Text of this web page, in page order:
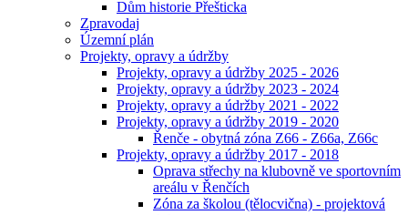
Dům historie Přešticka
Zpravodaj
Územní plán
Projekty, opravy a údržby
Projekty, opravy a údržby 2025 - 2026
Projekty, opravy a údržby 2023 - 2024
Projekty, opravy a údržby 2021 - 2022
Projekty, opravy a údržby 2019 - 2020
Řenče - obytná zóna Z66 - Z66a, Z66c
Projekty, opravy a údržby 2017 - 2018
Oprava střechy na klubovně ve sportovním
areálu v Řenčích
Zóna za školou (tělocvična) - projektová